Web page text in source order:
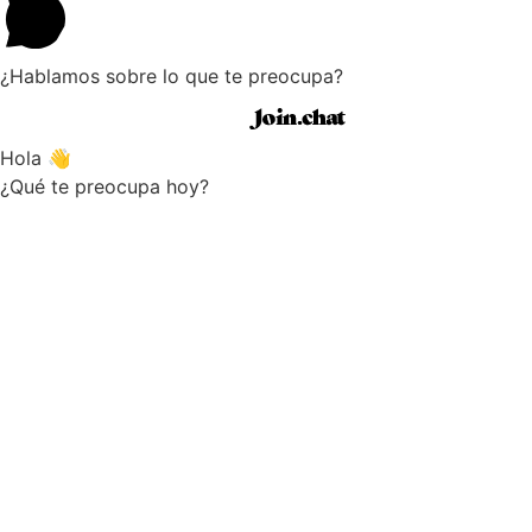
¿Hablamos sobre lo que te preocupa?
Hola 👋
¿Qué te preocupa hoy?